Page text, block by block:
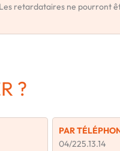
retardataires ne pourront
?
PAR
04/225.13.14